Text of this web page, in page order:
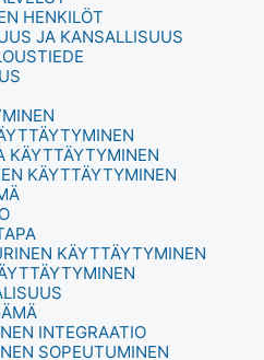
HENKILÖT
JA KANSALLISUUS
KÄYTTÄYTYMINEN
KÄYTTÄYTYMINEN
KÄYTTÄYTYMINEN
INTEGRAATIO
SOPEUTUMINEN